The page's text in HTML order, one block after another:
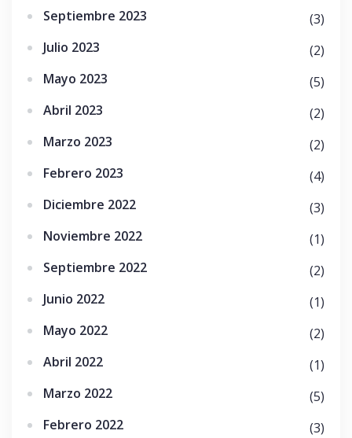
Septiembre 2023
(3)
Julio 2023
(2)
Mayo 2023
(5)
Abril 2023
(2)
Marzo 2023
(2)
Febrero 2023
(4)
Diciembre 2022
(3)
Noviembre 2022
(1)
Septiembre 2022
(2)
Junio 2022
(1)
Mayo 2022
(2)
Abril 2022
(1)
Marzo 2022
(5)
Febrero 2022
(3)